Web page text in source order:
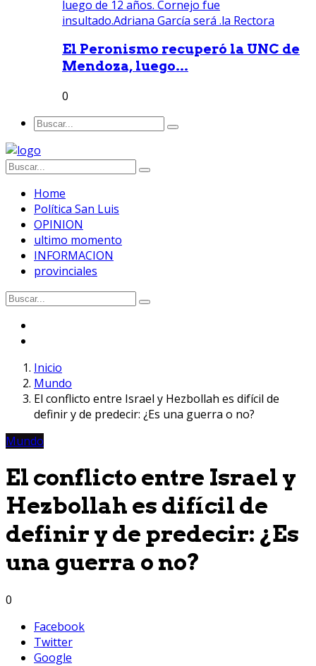
El Peronismo recuperó la UNC de
Mendoza, luego...
0
Home
Política San Luis
OPINION
ultimo momento
INFORMACION
provinciales
Inicio
Mundo
El conflicto entre Israel y Hezbollah es difícil de
definir y de predecir: ¿Es una guerra o no?
Mundo
El conflicto entre Israel y
Hezbollah es difícil de
definir y de predecir: ¿Es
una guerra o no?
0
Facebook
Twitter
Google